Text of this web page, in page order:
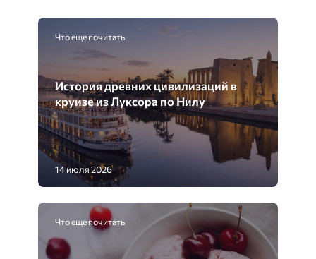
Что еще почитать
История древних цивилизаций в
круизе из Луксора по Нилу
14 июля 2026
Что еще почитать